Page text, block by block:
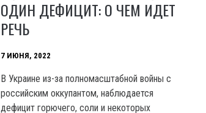
ОДИН ДЕФИЦИТ: О ЧЕМ ИДЕТ
РЕЧЬ
7 ИЮНЯ, 2022
В Украине из-за полномасштабной войны с
российским оккупантом, наблюдается
дефицит горючего, соли и некоторых